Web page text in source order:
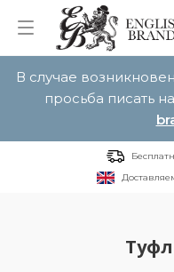
В случае
просьба писать